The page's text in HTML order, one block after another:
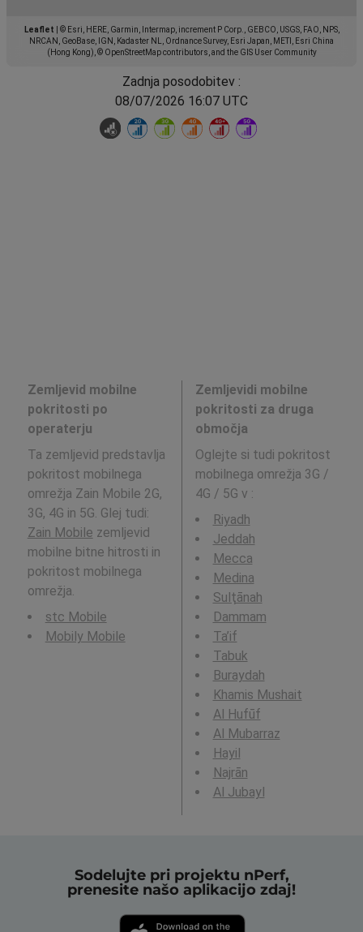
Leaflet
© Esri, HERE, Garmin, Intermap, increment P Corp., GEBCO, USGS, FAO, NPS,
NRCAN, GeoBase, IGN, Kadaster NL, Ordnance Survey, Esri Japan, METI, Esri China
(Hong Kong), © OpenStreetMap contributors, and the GIS User Community
Zadnja posodobitev :
08/07/2026 16:07 UTC
Zemljevid mobilne
pokritosti po
operaterju
Ta zemljevid predstavlja
pokritost mobilnega
omrežja Zain Mobile 2G,
3G, 4G in 5G. Glej tudi:
Zain Mobile zemljevid
mobilne bitne hitrosti in
pokritost mobilnega
omrežja.
stc Mobile
Mobily Mobile
Zemljevidi mobilne
pokritosti za druga
območja
Oglejte si tudi pokritost
mobilnega omrežja 3G /
4G / 5G v :
Riyadh
Jeddah
Mecca
Medina
Sulţānah
Dammam
Ta’if
Tabuk
Buraydah
Khamis Mushait
Al Hufūf
Al Mubarraz
Hayil
Najrān
Al Jubayl
Sodelujte pri projektu nPerf,
prenesite našo aplikacijo zdaj!